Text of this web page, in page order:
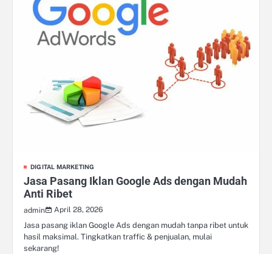
DIGITAL MARKETING
Jasa Pasang Iklan Google Ads dengan Mudah
Anti Ribet
admin
April 28, 2026
Jasa pasang iklan Google Ads dengan mudah tanpa ribet untuk
hasil maksimal. Tingkatkan traffic & penjualan, mulai
sekarang!